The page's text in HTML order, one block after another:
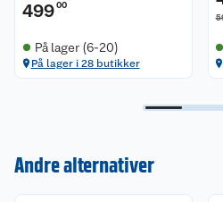
49900
På lager (6-20)
På lager i 28 butikker
Andre alternativer
Kundeservice